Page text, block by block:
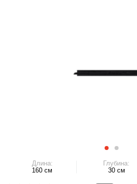
Длина:
160 см
Глубина:
30 см